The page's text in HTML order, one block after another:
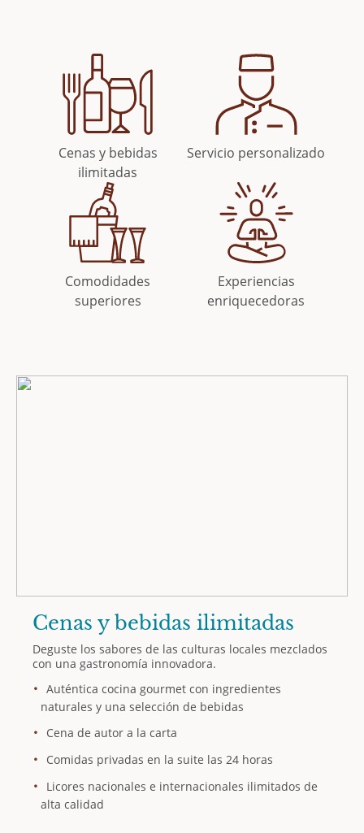
Cenas y bebidas
ilimitadas
Servicio personalizado
Comodidades
superiores
Experiencias
enriquecedoras
Cenas y bebidas ilimitadas
Deguste los sabores de las culturas locales mezclados
con una gastronomía innovadora.
Auténtica cocina gourmet con ingredientes
naturales y una selección de bebidas
Cena de autor a la carta
Comidas privadas en la suite las 24 horas
Licores nacionales e internacionales ilimitados de
alta calidad